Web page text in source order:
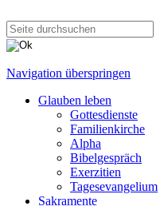
Navigation überspringen
Glauben leben
Gottesdienste
Familienkirche
Alpha
Bibelgespräch
Exerzitien
Tagesevangelium
Sakramente